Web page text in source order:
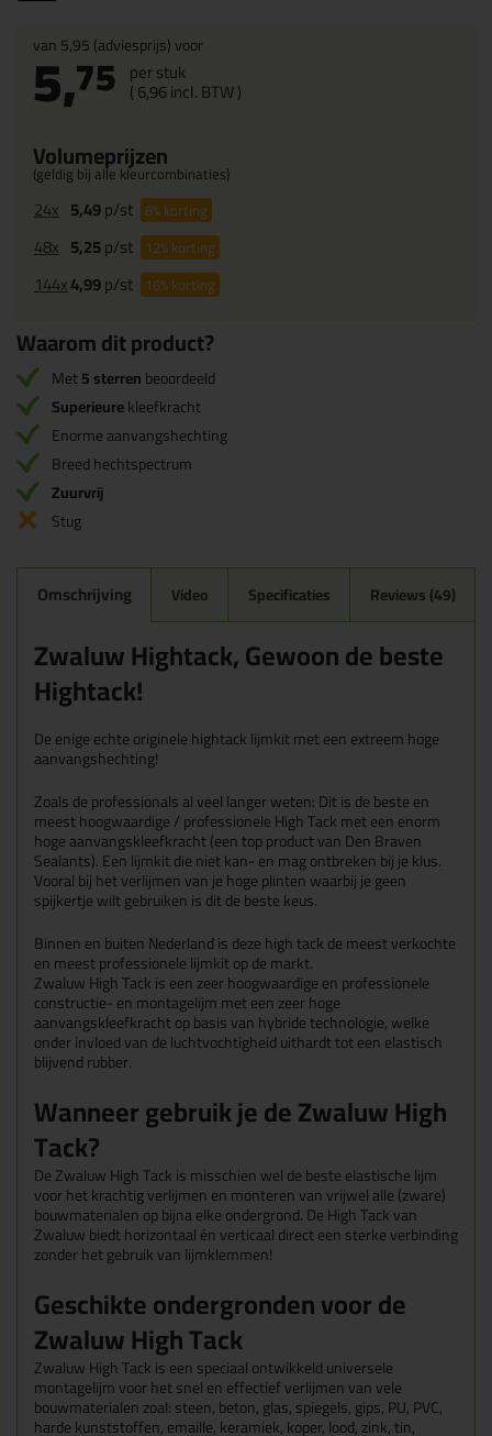
van5,95(adviesprijs) voor
5,75 per stuk
(6,96incl. BTW )
Volumeprijzen
(geldig bij alle kleurcombinaties)
24x 5,49p/st 8%korting
48x 5,25p/st 12%korting
144x4,99p/st 16%korting
Waarom dit product?
Met5 sterrenbeoordeeld
Superieurekleefkracht
Enorme aanvangshechting
Breed hechtspectrum
Zuurvrij
Stug
Omschrijving Video Specificaties Reviews (49)
Zwaluw Hightack, Gewoon de beste
Hightack!
De enige echte originele hightack lijmkit met een extreem hoge
aanvangshechting!
Zoals de professionals al veel langer weten: Dit is de beste en
meest hoogwaardige / professionele High Tack met een enorm
hoge aanvangskleefkracht (een top product van Den Braven
Sealants). Een lijmkit die niet kan- en mag ontbreken bij je klus.
Vooral bij het verlijmen van je hoge plinten waarbij je geen
spijkertje wilt gebruiken is dit de beste keus.
Binnen en buiten Nederland is deze high tack de meest verkochte
en meest professionele lijmkit op de markt.
Zwaluw High Tack is een zeer hoogwaardige en professionele
constructie- en montagelijm met een zeer hoge
aanvangskleefkracht op basis van hybride technologie, welke
onder invloed van de luchtvochtigheid uithardt tot een elastisch
blijvend rubber.
Wanneer gebruik je de Zwaluw High
Tack?
De Zwaluw High Tack is misschien wel de beste elastische lijm
voor het krachtig verlijmen en monteren van vrijwel alle (zware)
bouwmaterialen op bijna elke ondergrond. De High Tack van
Zwaluw biedt horizontaal én verticaal direct een sterke verbinding
zonder het gebruik van lijmklemmen!
Geschikte ondergronden voor de
Zwaluw High Tack
Zwaluw High Tack is een speciaal ontwikkeld universele
montagelijm voor het snel en effectief verlijmen van vele
bouwmaterialen zoal: steen, beton, glas, spiegels, gips, PU, PVC,
harde kunststoffen, emaille, keramiek, koper, lood, zink, tin,